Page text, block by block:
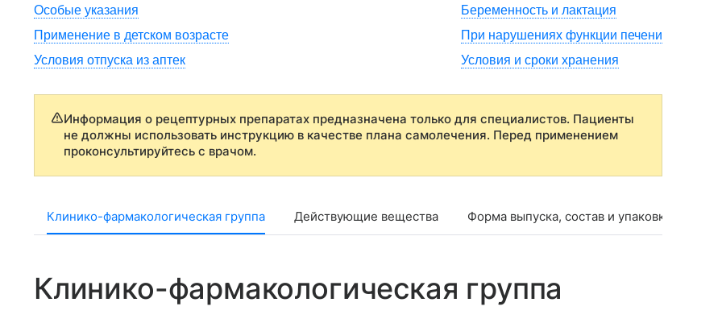
Особые указания
Беременность и лактация
Применение в детском возрасте
При нарушениях функции печени
Условия отпуска из аптек
Условия и сроки хранения
Информация о рецептурных препаратах предназначена только для специалистов. Пациенты
не должны использовать инструкцию в качестве плана самолечения. Перед применением
проконсультируйтесь с врачом.
Клинико-фармакологическая группа Действующие вещества Форма выпуска, состав и упаковка
Клинико-фармакологическая группа